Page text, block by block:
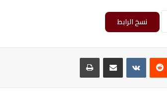
نسخ الرابط